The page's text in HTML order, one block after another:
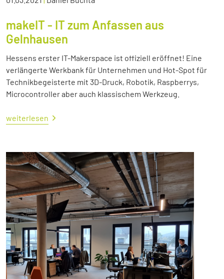
makeIT - IT zum Anfassen aus
Gelnhausen
Hessens erster IT-Makerspace ist offiziell eröffnet! Eine
verlängerte Werkbank für Unternehmen und Hot-Spot für
Technikbegeisterte mit 3D-Druck, Robotik, Raspberrys,
Microcontroller aber auch klassischem Werkzeug.
weiterlesen